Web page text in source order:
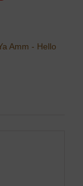
Amm - Hello